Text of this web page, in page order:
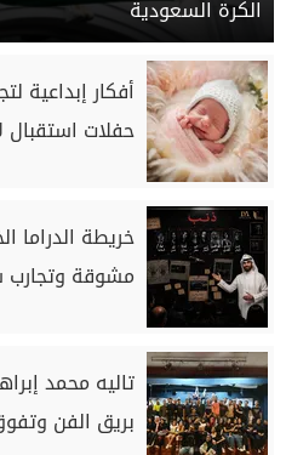
الكرة السعودية
أفكار إبداعية
حفلات
خريطة الدراما
مشوقة وتجارب
تاليه محمد
بريق الفن